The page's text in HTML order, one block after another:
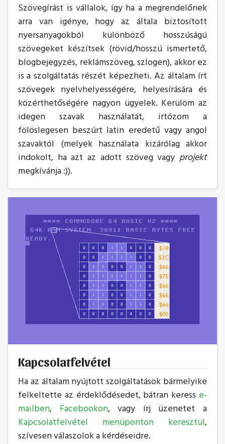
Szövegírást is vállalok, így ha a megrendelőnek
arra van igénye, hogy az általa biztosított
nyersanyagokból különböző hosszúságú
szövegeket készítsek (rövid/hosszú ismertető,
blogbejegyzés, reklámszöveg, szlogen), akkor ez
is a szolgáltatás részét képezheti. Az általam írt
szövegek nyelvhelyességére, helyesírására és
közérthetőségére nagyon ügyelek. Kerülöm az
idegen szavak használatát, irtózom a
fölöslegesen beszúrt latin eredetű vagy angol
szavaktól (melyek használata kizárólag akkor
indokolt, ha azt az adott szöveg vagy projekt
megkívánja :)).
Kapcsolatfelvétel
Ha az általam nyújtott szolgáltatások bármelyike
felkeltette az érdeklődésedet, bátran keress e-
mailben, Facebookon, vagy írj üzenetet a
Kapcsolatfelvétel menüponton keresztül,
szívesen válaszolok a kérdéseidre.